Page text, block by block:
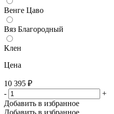
Венге Цаво
Вяз Благородный
Клен
Цена
10 395 ₽
-
+
Добавить в избранное
Добавить в избранное